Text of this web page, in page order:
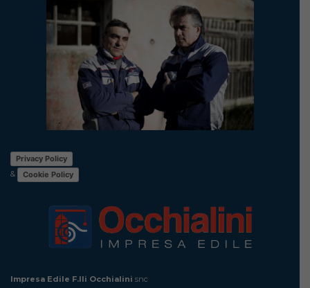
Privacy Policy
&
Cookie Policy
Impresa Edile F.lli Occhialini snc